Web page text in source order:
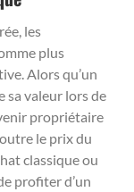
les
plus
Alors qu’un
sa valeur lors de
propriétaire
le prix du
classique ou
profiter d’un